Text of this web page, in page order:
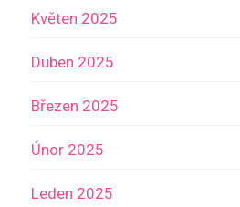
Květen 2025
Duben 2025
Březen 2025
Únor 2025
Leden 2025